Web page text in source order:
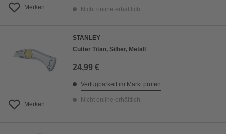
Merken Nicht online erhältlich
Merken
STANLEY
Cutter Titan, Silber, Metall
24,99 €
Verfügbarkeit im Markt prüfen
Nicht online erhältlich